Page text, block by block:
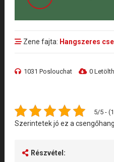
Zene fajta: Hangszeres
1031 Poslouchat 0
5/5 -
Szerintetek jó ez a
Részvétel: